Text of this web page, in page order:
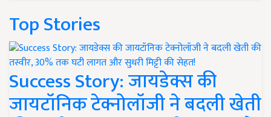
Top Stories
Success Story: जायडेक्स की
जायटॉनिक टेक्नोलॉजी ने बदली खेती